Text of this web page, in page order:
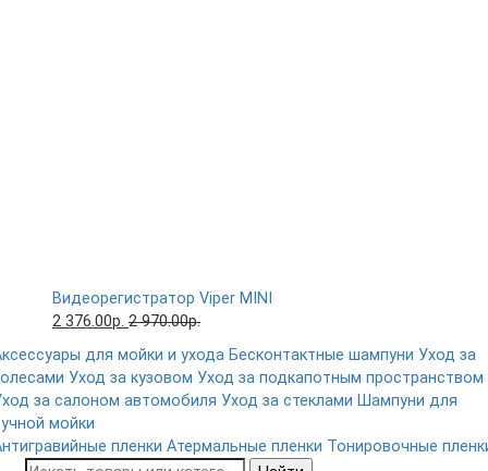
Видеорегистратор Viper MINI
2 376.00р. 2 970.00р.
для мойки и ухода Бесконтактные шампуни Уход за
Уход за кузовом Уход за подкапотным пространством
за салоном автомобиля Уход за стеклами Шампуни для
мойки
пленки Атермальные пленки Тонировочные